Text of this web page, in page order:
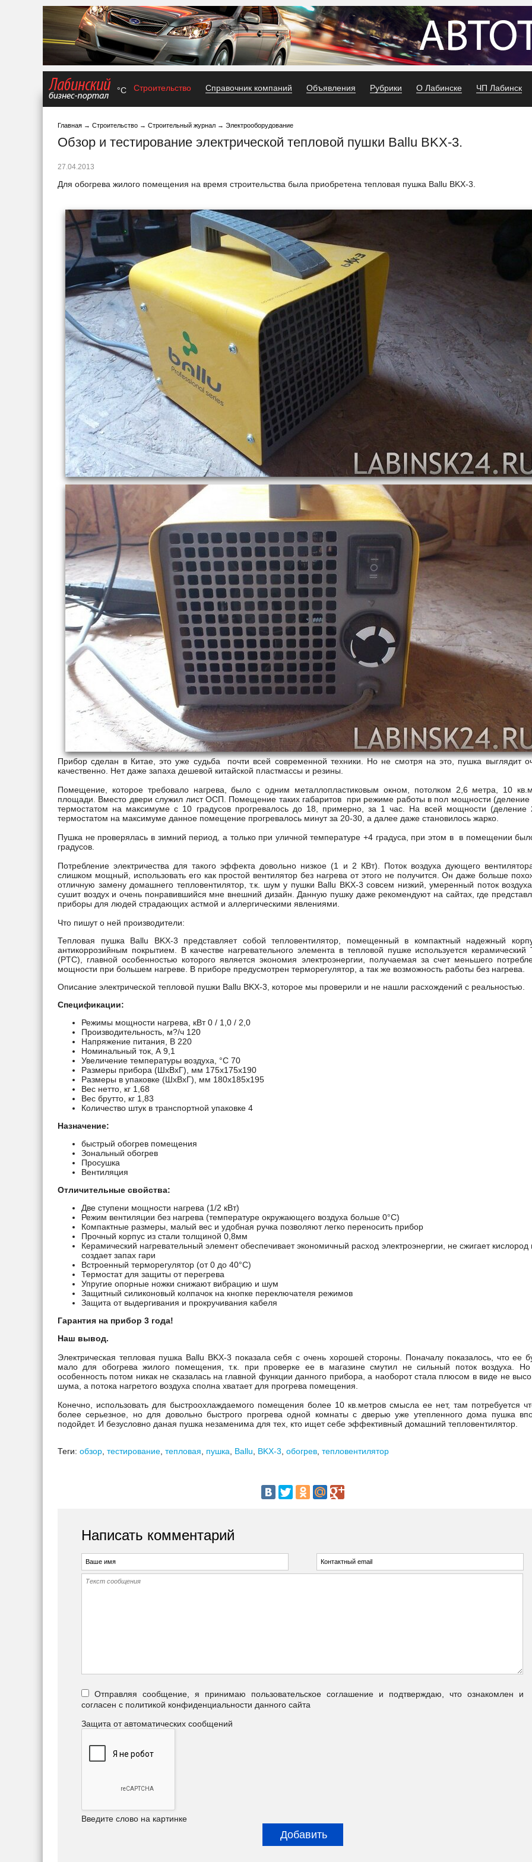
°C Строительство Справочник компаний Объявления Рубрики О Лабинске ЧП Лабинск
Главная → Строительство → Строительный журнал → Электрооборудование
Обзор и тестирование электрической тепловой пушки Ballu BKX-3.
27.04.2013
Для обогрева жилого помещения на время строительства была приобретена тепловая пушка Ballu BKX-3.
Прибор сделан в Китае, это уже судьба почти всей современной техники. Но не смотря на это, пушка выглядит
качественно. Нет даже запаха дешевой китайской пластмассы и резины.
Помещение, которое требовало нагрева, было с одним металлопластиковым окном, потолком 2,6 метра, 10
площади. Вместо двери служил лист ОСП. Помещение таких габаритов при режиме работы в пол мощности (деление
термостатом на максимуме с 10 градусов прогревалось до 18, примерно, за 1 час. На всей мощности (деление
термостатом на максимуме данное помещение прогревалось минут за 20-30, а далее даже становилось жарко.
Пушка не проверялась в зимний период, а только при уличной температуре +4 градуса, при этом в в помещении
градусов.
Потребление электричества для такого эффекта довольно низкое (1 и 2 КВт). Поток воздуха дующего
слишком мощный, использовать его как простой вентилятор без нагрева от этого не получится. Он даже больше
отличную замену домашнего тепловентилятор, т.к. шум у пушки Ballu BKX-3 совсем низкий, умеренный поток
сушит воздух и очень понравившийся мне внешний дизайн. Данную пушку даже рекомендуют на сайтах, где
приборы для людей страдающих астмой и аллергическими явлениями.
Что пишут о ней производители:
Тепловая пушка Ballu BKX-3 представляет собой тепловентилятор, помещенный в компактный надежный
антикоррозийным покрытием. В качестве нагревательного элемента в тепловой пушке используется
(PTC), главной особенностью которого является экономия электроэнергии, получаемая за счет меньшего
мощности при большем нагреве. В приборе предусмотрен терморегулятор, а так же возможность работы без нагрева.
Описание электрической тепловой пушки Ballu BKX-3, которое мы проверили и не нашли расхождений с реальностью.
Спецификации:
Режимы мощности нагрева, кВт 0 / 1,0 / 2,0
Производительность, м?/ч 120
Напряжение питания, В 220
Номинальный ток, А 9,1
Увеличение температуры воздуха, °С 70
Размеры прибора (ШхВхГ), мм 175х175х190
Размеры в упаковке (ШхВхГ), мм 180х185х195
Вес нетто, кг 1,68
Вес брутто, кг 1,83
Количество штук в транспортной упаковке 4
Назначение:
быстрый обогрев помещения
Зональный обогрев
Просушка
Вентиляция
Отличительные свойства:
Две ступени мощности нагрева (1/2 кВт)
Режим вентиляции без нагрева (температуре окружающего воздуха больше 0°C)
Компактные размеры, малый вес и удобная ручка позволяют легко переносить прибор
Прочный корпус из стали толщиной 0,8мм
Керамический нагревательный элемент обеспечивает экономичный расход электроэнергии, не сжигает кислород
создает запах гари
Встроенный терморегулятор (от 0 до 40°C)
Термостат для защиты от перегрева
Упругие опорные ножки снижают вибрацию и шум
Защитный силиконовый колпачок на кнопке переключателя режимов
Защита от выдергивания и прокручивания кабеля
Гарантия на прибор 3 года!
Наш вывод.
Электрическая тепловая пушка Ballu BKX-3 показала себя с очень хорошей стороны. Поначалу показалось, что ее
мало для обогрева жилого помещения, т.к. при проверке ее в магазине смутил не сильный поток воздуха. Но
особенность потом никак не сказалась на главной функции данного прибора, а наоборот стала плюсом в виде не
шума, а потока нагретого воздуха сполна хватает для прогрева помещения.
Конечно, использовать для быстроохлаждаемого помещения более 10 кв.метров смысла ее нет, там потребуется
более серьезное, но для довольно быстрого прогрева одной комнаты с дверью уже утепленного дома пушка
подойдет. И безусловно даная пушка незаменима для тех, кто ищет себе эффективный домашний тепловентилятор.
Теги: обзор тестирование тепловая пушка Ballu BKX-3 обогрев тепловентилятор
Написать комментарий
Отправляя сообщение, я принимаю пользовательское соглашение и подтверждаю, что ознакомлен и
согласен с политикой конфиденциальности данного сайта
Защита от автоматических сообщений
Введите слово на картинке